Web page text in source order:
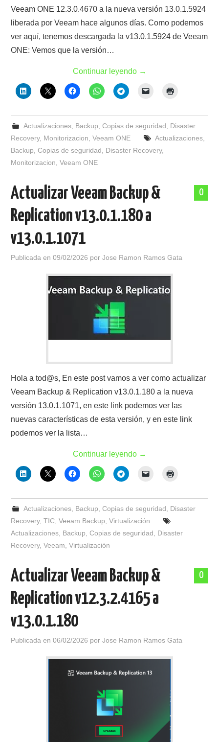
Veeam ONE 12.3.0.4670 a la nueva versión 13.0.1.5924
liberada por Veeam hace algunos días. Como podemos
ver aquí, tenemos descargada la v13.0.1.5924 de Veeam
ONE: Vemos que la versión…
Continuar leyendo →
Actualizaciones, Backup Copias de seguridad
Disaster
Recovery, Monitorizacion ,Veeam ONE Actualizaciones,
Backup ,Copias de seguridad Disaster Recovery,
Monitorizacion ,Veeam ONE
0
Actualizar Veeam Backup &
Replication v13.0.1.180 a
v13.0.1.1071
Publicada en09/02/2026 porJose Ramon Ramos Gata
Hola a tod@s, En este post vamos a ver como actualizar
Veeam Backup & Replication v13.0.1.180 a la nueva
versión 13.0.1.1071, en este link podemos ver las
nuevas características de esta versión, y en este link
podemos ver la lista…
Continuar leyendo →
Actualizaciones, Backup Copias de seguridad
Disaster
Recovery,TIC ,Veeam Backup ,Virtualización
Actualizaciones Backup ,Copias de seguridad
Disaster
Recovery,Veeam ,Virtualización
0
Actualizar Veeam Backup &
Replication v12.3.2.4165 a
v13.0.1.180
Publicada en06/02/2026 porJose Ramon Ramos Gata